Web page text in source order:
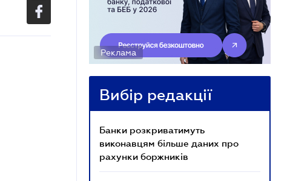
Реклама
Вибір редакції
Банки розкриватимуть
виконавцям більше даних про
рахунки боржників